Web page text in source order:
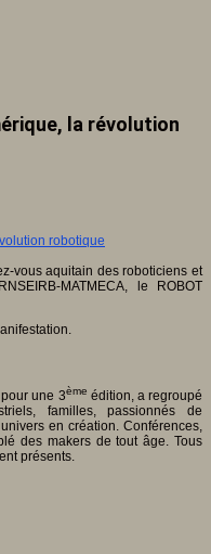
la révolution
vous aquitain des roboticiens et
MATMECA, le ROBOT
une 3ème édition, a regroupé
familles, passionnés de
en création. Conférences,
des makers de tout âge. Tous
présents.